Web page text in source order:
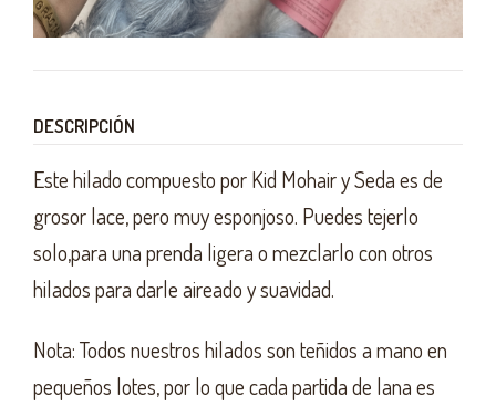
DESCRIPCIÓN
Este hilado compuesto por Kid Mohair y Seda es de
grosor lace, pero muy esponjoso. Puedes tejerlo
solo,para una prenda ligera o mezclarlo con otros
hilados para darle aireado y suavidad.
Nota: Todos nuestros hilados son teñidos a mano en
pequeños lotes, por lo que cada partida de lana es